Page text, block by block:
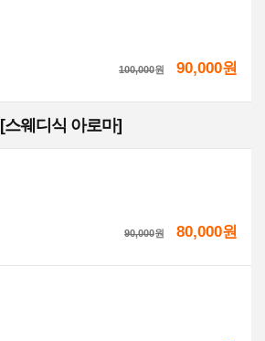
100,000원 90,000원
[스웨디식 아로마]
90,000원 80,000원